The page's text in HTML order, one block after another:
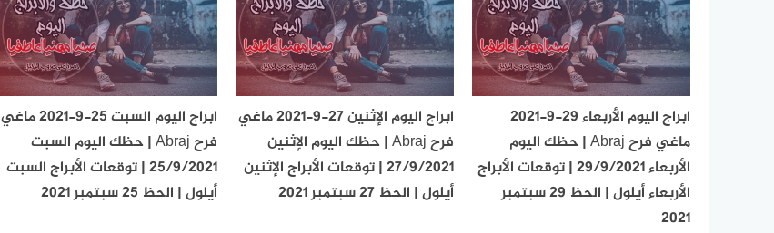
ابراج اليوم الأربعاء 29-9-2021
ماغي فرح Abraj | حظك اليوم
الأربعاء 29/9/2021 | توقعات الأبراج
الأربعاء أيلول | الحظ 29 سبتمبر
2021
ابراج اليوم الإثنين 27-9-2021 ماغي
فرح Abraj | حظك اليوم الإثنين
27/9/2021 | توقعات الأبراج الإثنين
أيلول | الحظ 27 سبتمبر 2021
ابراج اليوم السبت 25-9-2021 ماغي
فرح Abraj | حظك اليوم السبت
25/9/2021 | توقعات الأبراج السبت
أيلول | الحظ 25 سبتمبر 2021